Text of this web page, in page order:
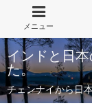
インドと日
た。
チェンナイから日